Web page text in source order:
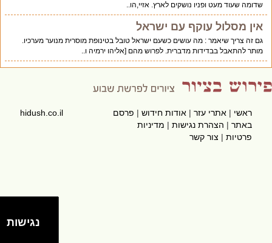
שדומה שעוד מעט ופניו נושקים לארץ. אזיי,הו..
אין מסלול עוקף עם ישראל
גם זה צריך שיאמר : מה עושים כשעם ישראל טובל בטינופת מוסרית מנוער מערכיו.
מותר להתאבל בבדידות מדברית. לפרוש מהם [אליהו ירמיה ו..
ראשי|אתרי עזר|אודות חידוש|פרסם
באתר|הצהרת נגישות|מדיניות
פרטיות|צור קשר
hidush.co.il
נגישות